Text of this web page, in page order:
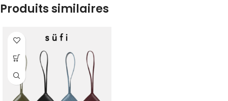
Produits similaires